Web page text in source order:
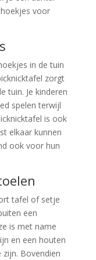
voor
in de tuin
zorgt
tuin. Je kinderen
spelen terwijl
is ook
elkaar kunnen
ook voor hun
tafel of setje
een
is met name
en een houten
Bovendien